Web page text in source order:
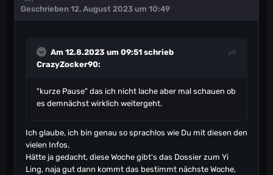
Geschrieben 12. August 2023 um 10:49
Am 12.8.2023 um 09:51 schrieb
CrazyZocker90:
"kurze Pause" das ich nicht lache aber mal schauen ob
es demnächst wirklich weitergeht.
Ich glaube, ich bin genau so sprachlos wie Du mit diesen den
vielen Infos.
Hätte ja gedacht, diese Woche gibt's das Dossier zum Yi
Ling, naja gut dann kommt das bestimmt nächste Woche,